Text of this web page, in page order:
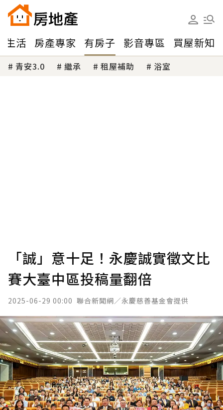
生活 房產專家 有房子 影音專區 買屋新知
青安3.0 繼承 租屋補助 浴室
「誠」意十足！永慶誠實徵文比
賽大臺中區投稿量翻倍
2025-06-29 00:00 聯合新聞網／永慶慈善基金會提供